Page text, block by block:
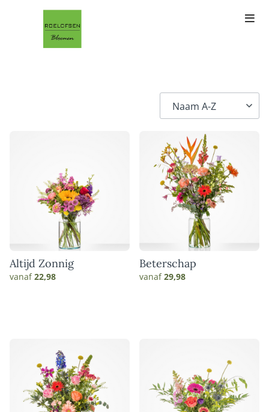
Altijd Zonnig
vanaf22,98
Beterschap
vanaf29,98